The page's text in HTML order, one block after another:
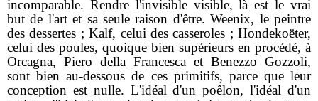
incomparable. Rendre l'invisible visible, là est le vrai
but de l'art et sa seule raison d'être. Weenix, le peintre
des dessertes ; Kalf, celui des casseroles ; Hondekoëter,
celui des poules, quoique bien supérieurs en procédé, à
Orcagna, Piero della Francesca et Benezzo Gozzoli,
sont bien au-dessous de ces primitifs, parce que leur
conception est nulle. L'idéal d'un poêlon, l'idéal d'un